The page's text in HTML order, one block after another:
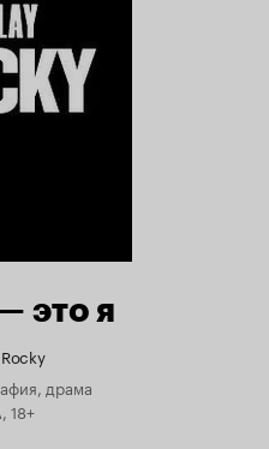
это я
драма
18+